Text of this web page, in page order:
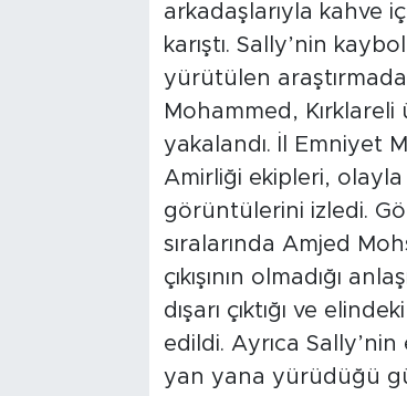
arkadaşlarıyla kahve
karıştı. Sally’nin
yürütülen
Mohammed, Kırklareli
yakalandı. İl Emniyet
Amirliği ekipleri, olayla
görüntülerini izledi.
sıralarında Amjed
çıkışının olmadığı
dışarı çıktığı ve
edildi. Ayrıca
yan yana yürüdüğü